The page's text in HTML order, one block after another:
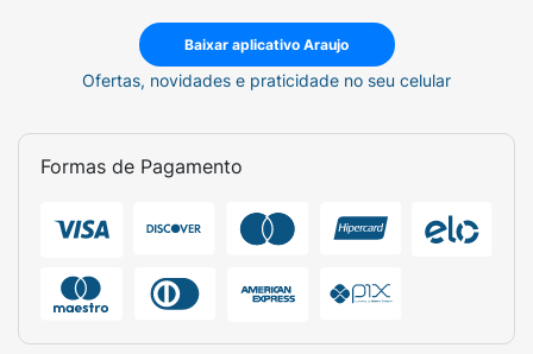
Baixar aplicativo Araujo
Ofertas, novidades e praticidade no seu celular
Formas de Pagamento